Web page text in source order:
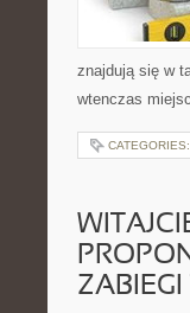
znajdują się w
wtenczas
CATEGORIES:
ZABIEGI